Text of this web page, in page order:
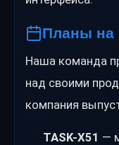
Планы на
Наша команда
над своими
компания
TASK-X51 —